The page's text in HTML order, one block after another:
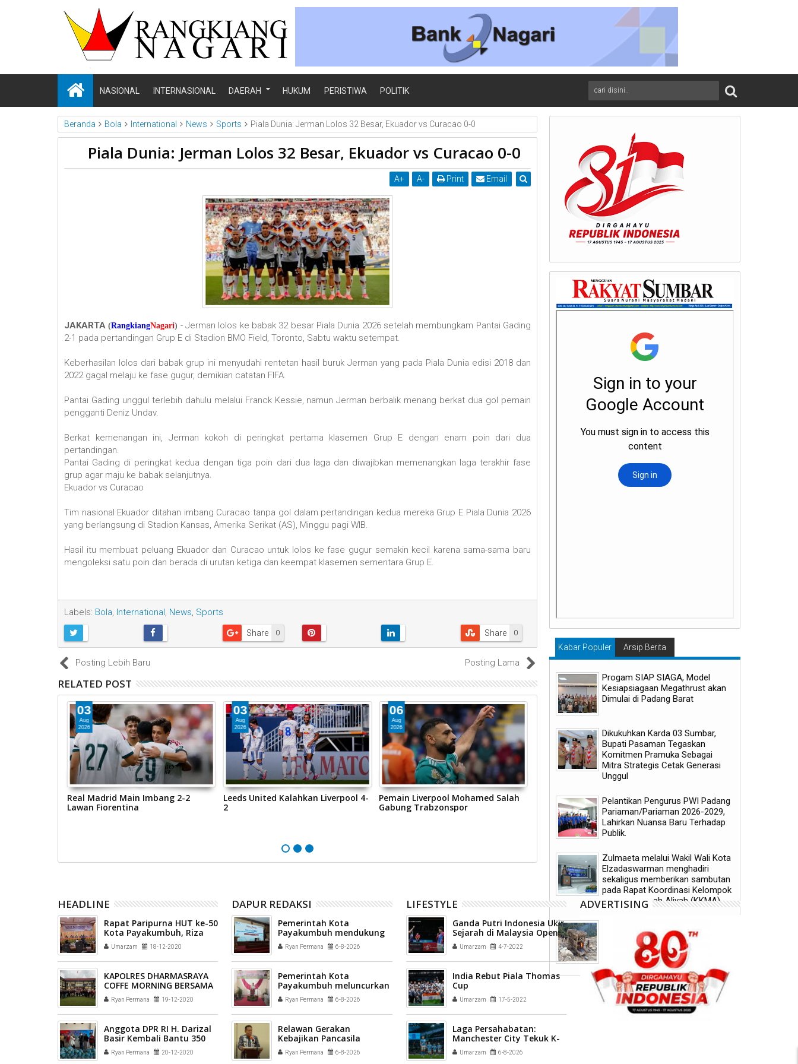
NASIONAL INTERNASIONAL DAERAH HUKUM PERISTIWA POLITIK
Beranda Bola International News Sports Piala Dunia: Jerman Lolos 32 Besar, Ekuador vs Curacao 0-0
Piala Dunia: Jerman Lolos 32 Besar, Ekuador vs Curacao 0-0
A+ A- Print Email
JAKARTA(RangkiangNagari) - Jerman lolos ke babak 32 besar Piala Dunia 2026 setelah membungkam Pantai Gading
2-1 pada pertandingan Grup E di Stadion BMO Field, Toronto, Sabtu waktu setempat.
Keberhasilan lolos dari babak grup ini menyudahi rentetan hasil buruk Jerman yang pada Piala Dunia edisi 2018 dan
2022 gagal melaju ke fase gugur, demikian catatan FIFA.
Pantai Gading unggul terlebih dahulu melalui Franck Kessie, namun Jerman berbalik menang berkat dua gol pemain
pengganti Deniz Undav.
Berkat kemenangan ini, Jerman kokoh di peringkat pertama klasemen Grup E dengan enam poin dari dua
pertandingan.
Pantai Gading di peringkat kedua dengan tiga poin dari dua laga dan diwajibkan memenangkan laga terakhir fase
grup agar maju ke babak selanjutnya.
Ekuador vs Curacao
Tim nasional Ekuador ditahan imbang Curacao tanpa gol dalam pertandingan kedua mereka Grup E Piala Dunia 2026
yang berlangsung di Stadion Kansas, Amerika Serikat (AS), Minggu pagi WIB.
Hasil itu membuat peluang Ekuador dan Curacao untuk lolos ke fase gugur semakin kecil karena sama-sama baru
mengoleksi satu poin dan berada di urutan ketiga dan keempat klasemen sementara Grup E.
Labels: Bola, International, News, Sports
0
Share 0
Share
Posting Lebih Baru Posting Lama
RELATED POST
03
Aug
2026
Real Madrid Main Imbang 2-2
Lawan Fiorentina
03
Aug
2026
Leeds United Kalahkan Liverpool 4-
2
06
Aug
2026
Pemain Liverpool Mohamed Salah
Gabung Trabzonspor
06
2026
Laga Persahabatan: Manchester
City Tekuk K-League All Stars 3-1
Zinedine Zidane Resmi
Baru Prancis
Kabar Populer Arsip Berita
Progam SIAP SIAGA, Model
Kesiapsiagaan Megathrust akan
Dimulai di Padang Barat
Dikukuhkan Karda 03 Sumbar,
Bupati Pasaman Tegaskan
Komitmen Pramuka Sebagai
Mitra Strategis Cetak Generasi
Unggul
Pelantikan Pengurus PWI Padang
Pariaman/Pariaman 2026-2029,
Lahirkan Nuansa Baru Terhadap
Publik.
Zulmaeta melalui Wakil Wali Kota
Elzadaswarman menghadiri
sekaligus memberikan sambutan
pada Rapat Koordinasi Kelompok
Kerja Madrasah Aliyah (KKMA)
Trisula Polres Solsel Tembus
Medan Terjal.
HEADLINE
Rapat Paripurna HUT ke-50
Kota Payakumbuh, Riza
Falepi: Pimpinan Kota
Selanjutnya Jangan
Biarkan Kota Ini Auto Pilot
Umarzam 18-12-2020
KAPOLRES DHARMASRAYA
COFFE MORNING BERSAMA
AWAK MEDIA
Ryan Permana 19-12-2020
Anggota DPR RI H. Darizal
Basir Kembali Bantu 350
Paket Sembako Untuk
Dapil Sumbar Satu
Ryan Permana 20-12-2020
DAPUR REDAKSI
Pemerintah Kota
Payakumbuh mendukung
pelaksanaan vaksinasi
Human Papillomavirus
(HPV) bagi aparatur sipil
negara (ASN) dan
masyarakat
Ryan Permana 6-8-2026
Pemerintah Kota
Payakumbuh meluncurkan
inovasi GEMPITA BERSAMA
Ryan Permana 6-8-2026
Relawan Gerakan
Kebajikan Pancasila
disiapkan menjadi
penggerak nilai-nilai
Ryan Permana 6-8-2026
LIFESTYLE
Ganda Putri Indonesia Ukir
Sejarah di Malaysia Open
2022Umarzam 4-7-2022
India Rebut Piala Thomas
Cup
Umarzam 17-5-2022
Laga Persahabatan:
Manchester City Tekuk K-
League All Stars 3-1
Umarzam 6-8-2026
ADVERTISING